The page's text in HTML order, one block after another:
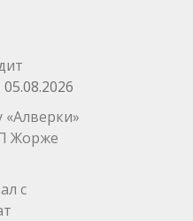
05.08.2026
Жорже
с